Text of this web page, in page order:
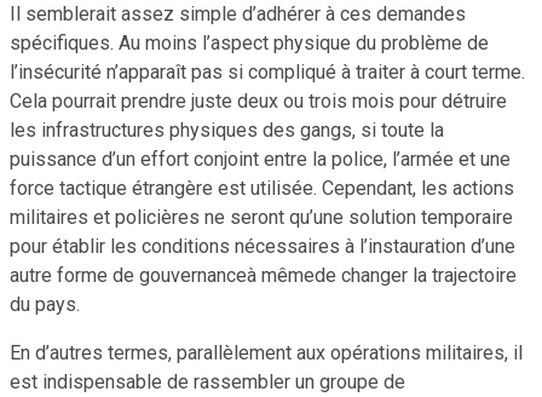
Il semblerait assez simple d’adhérer à ces demandes
spécifiques. Au moins l’aspect physique du problème de
l’insécurité n’apparaît pas si compliqué à traiter à court terme.
Cela pourrait prendre juste deux ou trois mois pour détruire
les infrastructures physiques des gangs, si toute la
puissance d’un effort conjoint entre la police, l’armée et une
force tactique étrangère est utilisée. Cependant, les actions
militaires et policières ne seront qu’une solution temporaire
pour établir les conditions nécessaires à l’instauration d’une
autre forme de gouvernanceà mêmede changer la trajectoire
du pays.
En d’autres termes, parallèlement aux opérations militaires, il
est indispensable de rassembler un groupe de